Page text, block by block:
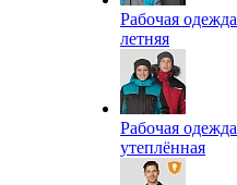
Рабочая одежда
летняя
Рабочая одежда
утеплённая